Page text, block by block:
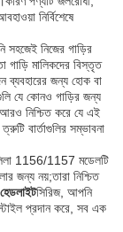
নির্বিশেষে
সহজেই নিজের গাড়ির
গাড়ি মালিকদের বিস্তৃত
ব্যবহারের জন্য হোক বা
যে কোনও গাড়ির জন্য
নিশ্চিত করে যে এই
বার্তাগুলির সম্ভাবনা
1156/1157 মডেলটি
জন্য নয়;তারা নিশ্চিত
সিরিজ, আপনি
প্রদান করে, সব এক